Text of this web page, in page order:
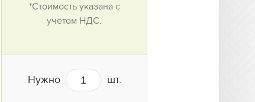
*Стоимость указана с
учётом НДС.
Нужно шт.